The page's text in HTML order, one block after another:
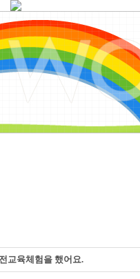
교육체험을 했어요.